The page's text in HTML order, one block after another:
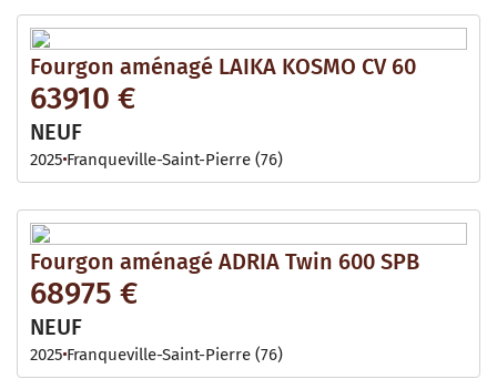
Fourgon aménagé LAIKA KOSMO CV 60
63910 €
NEUF
2025 Franqueville-Saint-Pierre (76)
Fourgon aménagé ADRIA Twin 600 SPB
68975 €
NEUF
2025 Franqueville-Saint-Pierre (76)